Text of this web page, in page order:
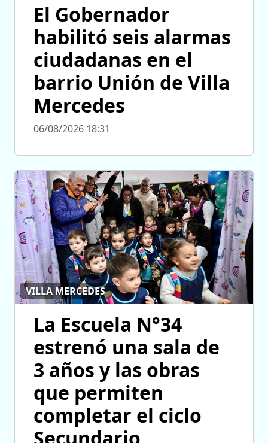
El Gobernador
habilitó seis alarmas
ciudadanas en el
barrio Unión de Villa
Mercedes
06/08/2026 18:31
VILLA MERCEDES
La Escuela N°34
estrenó una sala de
3 años y las obras
que permiten
completar el ciclo